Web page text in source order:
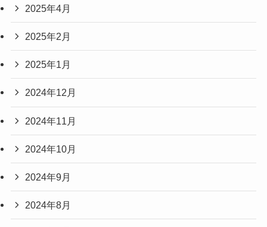
2025年4月
2025年2月
2025年1月
2024年12月
2024年11月
2024年10月
2024年9月
2024年8月